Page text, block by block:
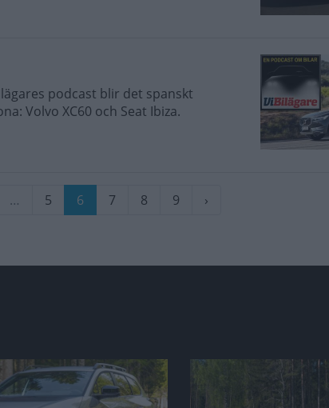
podcast blir det spanskt
Volvo XC60 och Seat Ibiza.
… Sida
5
Nuvarande
6 Sida
7 Sida
8 Sida
9
Nästa
›